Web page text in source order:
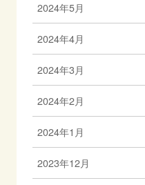
2024年5月
2024年4月
2024年3月
2024年2月
2024年1月
2023年12月